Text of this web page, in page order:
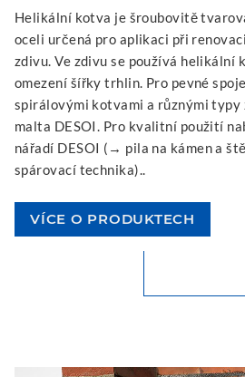
Helikální kotva je šroubovitě
oceli určená pro aplikaci při
zdivu. Ve zdivu se používá helikální
omezení šířky trhlin. Pro pevné
spirálovými kotvami a různými typy
malta DESOI. Pro kvalitní použití
nářadí DESOI (→ pila na kámen a
spárovací technika)..
VÍCE O PRODUKTECH